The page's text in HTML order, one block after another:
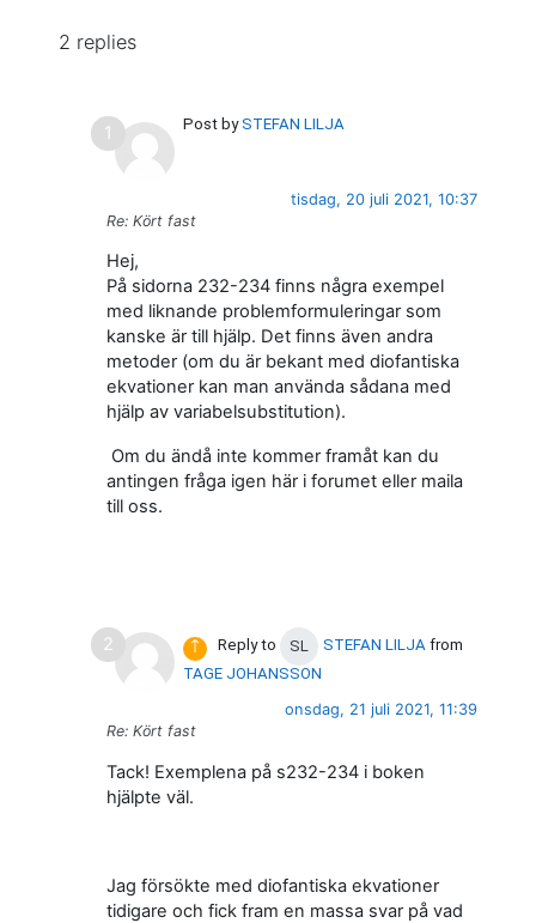
2 replies
Post bySTEFAN LILJA
tisdag, 20 juli 2021, 10:37
Re: Kört fast
Hej,
På sidorna 232-234 finns några exempel
med liknande problemformuleringar som
kanske är till hjälp. Det finns även andra
metoder (om du är bekant med diofantiska
ekvationer kan man använda sådana med
hjälp av variabelsubstitution).
Om du ändå inte kommer framåt kan du
antingen fråga igen här i forumet eller maila
till oss.
Parent of this post
↑ Reply to SL STEFAN LILJA from
TAGE JOHANSSON
onsdag, 21 juli 2021, 11:39
Re: Kört fast
Tack! Exemplena på s232-234 i boken
hjälpte väl.
Jag försökte med diofantiska ekvationer
tidigare och fick fram en massa svar på vad